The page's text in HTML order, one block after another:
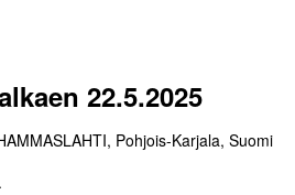
22.5.2025
Pohjois-Karjala, Suomi